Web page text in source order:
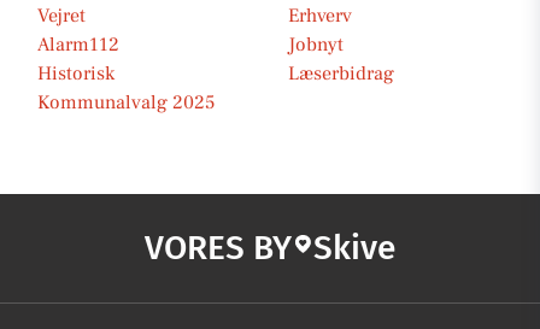
Vejret
Erhverv
Alarm112
Jobnyt
Historisk
Læserbidrag
Kommunalvalg 2025
VORES BY Skive